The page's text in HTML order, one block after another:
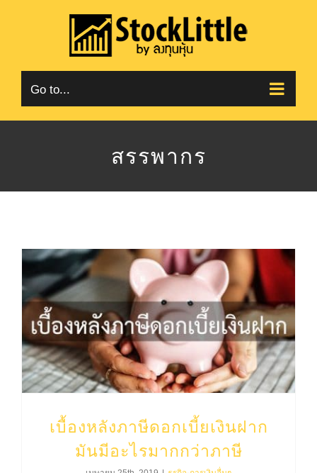
content
Go to...
สรรพากร
เบื้องหลังภาษีดอกเบี้ยเงินฝาก
มันมีอะไรมากกว่าภาษี